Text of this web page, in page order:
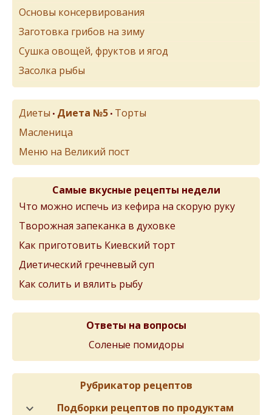
Основы консервирования
Заготовка грибов на зиму
Сушка овощей, фруктов и ягод
Засолка рыбы
Диеты • Диета №5 • Торты
Масленица
Меню на Великий пост
Самые вкусные рецепты недели
Что можно испечь из кефира на скорую руку
Творожная запеканка в духовке
Как приготовить Киевский торт
Диетический гречневый суп
Как солить и вялить рыбу
Ответы на вопросы
Соленые помидоры
Рубрикатор рецептов
Подборки рецептов по продуктам